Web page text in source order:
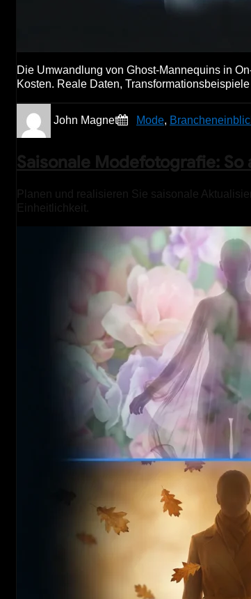
Die Umwandlung von Ghost-Mannequins in
Kosten. Reale Daten,
John Magnet Mode,
Saisonale Modefotografie:
Planen und realisieren Sie saisonale
Einheitlichkeit.